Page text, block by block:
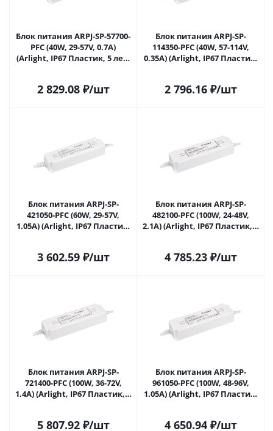
Блок питания ARPJ-SP-57700-
PFC (40W, 29-57V, 0.7A)
(Arlight, IP67 Пластик, 5 лет)
2 829.08₽/шт
Блок питания ARPJ-SP-
114350-PFC (40W, 57-114V,
0.35A) (Arlight, IP67 Пластик,
2 796.16₽/шт
Блок питания ARPJ-SP-
421050-PFC (60W, 29-57V,
1.05A) (Arlight, IP67 Пластик,
3 602.59₽/шт
Блок питания ARPJ-SP-
482100-PFC (100W, 24-48V,
2.1A) (Arlight, IP67 Пластик, 5
4 785.23₽/шт
Блок питания ARPJ-SP-
721400-PFC (100W, 36-72V,
1.4A) (Arlight, IP67 Пластик, 5
5 807.92₽/шт
Блок питания ARPJ-SP-
961050-PFC (100W, 48-96V,
1.05A) (Arlight, IP67 Пластик,
4 650.94₽/шт